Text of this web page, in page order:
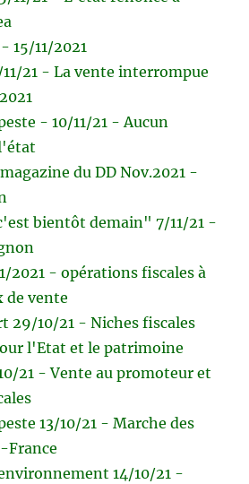
15/11/2021
21 - La vente interrompue
- 10/11/21 - Aucun
du DD Nov.2021 -
bientôt demain" 7/11/21 -
2021 - opérations fiscales à
de vente
29/10/21 - Niches fiscales
l'Etat et le patrimoine
21 - Vente au promoteur et
13/10/21 - Marche des
France
14/10/21 -